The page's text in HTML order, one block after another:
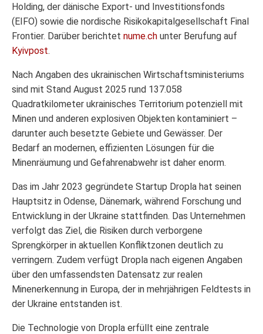
Holding, der dänische Export- und Investitionsfonds
(EIFO) sowie die nordische Risikokapitalgesellschaft Final
Frontier. Darüber berichtet nume.ch unter Berufung auf
Kyivpost.
Nach Angaben des ukrainischen Wirtschaftsministeriums
sind mit Stand August 2025 rund 137.058
Quadratkilometer ukrainisches Territorium potenziell mit
Minen und anderen explosiven Objekten kontaminiert –
darunter auch besetzte Gebiete und Gewässer. Der
Bedarf an modernen, effizienten Lösungen für die
Minenräumung und Gefahrenabwehr ist daher enorm.
Das im Jahr 2023 gegründete Startup Dropla hat seinen
Hauptsitz in Odense, Dänemark, während Forschung und
Entwicklung in der Ukraine stattfinden. Das Unternehmen
verfolgt das Ziel, die Risiken durch verborgene
Sprengkörper in aktuellen Konfliktzonen deutlich zu
verringern. Zudem verfügt Dropla nach eigenen Angaben
über den umfassendsten Datensatz zur realen
Minenerkennung in Europa, der in mehrjährigen Feldtests in
der Ukraine entstanden ist.
Die Technologie von Dropla erfüllt eine zentrale